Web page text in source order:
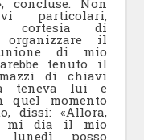
concluse. Non
particolari,
cortesia di
il
di mio
tenuto il
di chiavi
teneva lui e
momento
dissi: «Allora,
mi dia il mio
posso